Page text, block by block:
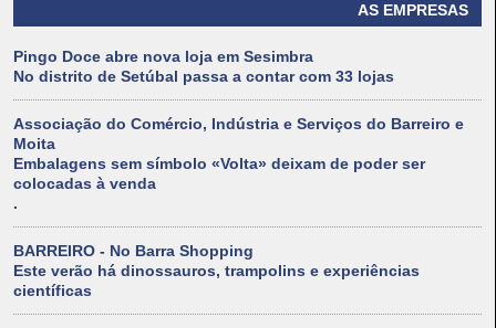
AS EMPRESAS
Pingo Doce abre nova loja em Sesimbra
No distrito de Setúbal passa a contar com 33 lojas
Associação do Comércio, Indústria e Serviços do Barreiro e
Moita
Embalagens sem símbolo «Volta» deixam de poder ser
colocadas à venda
.
BARREIRO - No Barra Shopping
Este verão há dinossauros, trampolins e experiências
científicas